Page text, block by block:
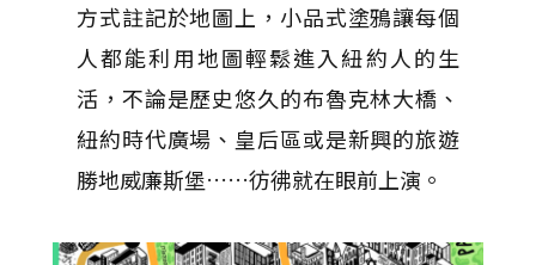
方式註記於地圖上，小品式塗鴉讓每個
人都能利用地圖輕鬆進入紐約人的生
活，不論是歷史悠久的布魯克林大橋、
紐約時代廣場、皇后區或是新興的旅遊
勝地威廉斯堡……彷彿就在眼前上演。